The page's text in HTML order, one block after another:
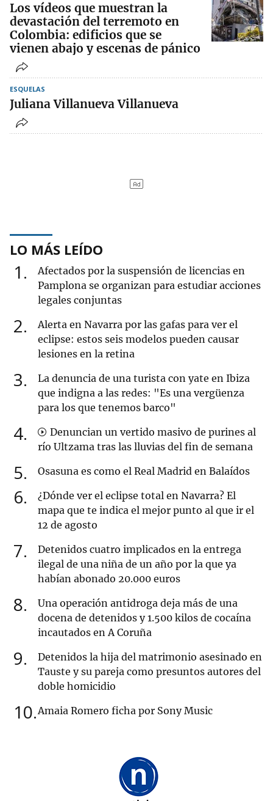
Los vídeos que muestran la
devastación del terremoto en
Colombia: edificios que se
vienen abajo y escenas de pánico
ESQUELAS
Juliana Villanueva Villanueva
LO MÁS LEÍDO
1
Afectados por la suspensión de licencias en
Pamplona se organizan para estudiar acciones
legales conjuntas
2
Alerta en Navarra por las gafas para ver el
eclipse: estos seis modelos pueden causar
lesiones en la retina
3
La denuncia de una turista con yate en Ibiza
que indigna a las redes: "Es una vergüenza
para los que tenemos barco"
4
Denuncian un vertido masivo de purines al
río Ultzama tras las lluvias del fin de semana
5 Osasuna es como el Real Madrid en Balaídos
6
¿Dónde ver el eclipse total en Navarra? El
mapa que te indica el mejor punto al que ir el
12 de agosto
7
Detenidos cuatro implicados en la entrega
ilegal de una niña de un año por la que ya
habían abonado 20.000 euros
8
Una operación antidroga deja más de una
docena de detenidos y 1.500 kilos de cocaína
incautados en A Coruña
9
Detenidos la hija del matrimonio asesinado en
Tauste y su pareja como presuntos autores del
doble homicidio
10 Amaia Romero ficha por Sony Music